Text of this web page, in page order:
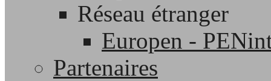
Réseau étranger
Europen -
Partenaires